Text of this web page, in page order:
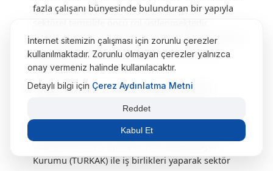
fazla çalışanı bünyesinde bulunduran bir yapıyla
Federasyon, 12’den fazla dernek ve ülke çapındaki il
temsilcilikleri aracılığıyla geniş bir temsil ağı
kurmuştur.
TOBFED’in kuruluş amacı, sektörde mesleki
sistemlerinin geliştirilmesi ve sektörün kurumsal
yapısının güçlendirilmesidir. Bu kapsamda, Mesleki
Kurumu (TÜRKAK) ile iş birlikleri yaparak sektör
İnternet sitemizin çalışması için zorunlu çerezler
kullanılmaktadır. Zorunlu olmayan çerezler yalnızca
onay vermeniz halinde kullanılacaktır.
Detaylı bilgi için Çerez Aydınlatma Metni
Reddet
Kabul Et